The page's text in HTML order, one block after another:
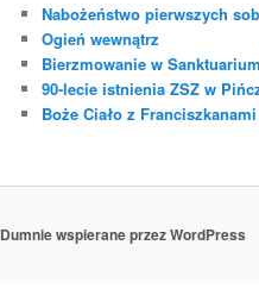
Nabożeństwo pierwszych
Ogień wewnątrz
Bierzmowanie w
90-lecie istnienia ZSZ w
Boże Ciało z
Dumnie wspierane przez WordPress